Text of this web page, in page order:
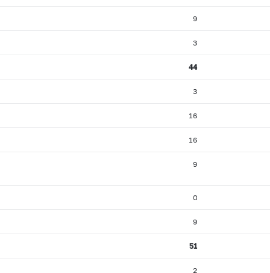
9
3
44
3
16
16
9
0
9
51
2